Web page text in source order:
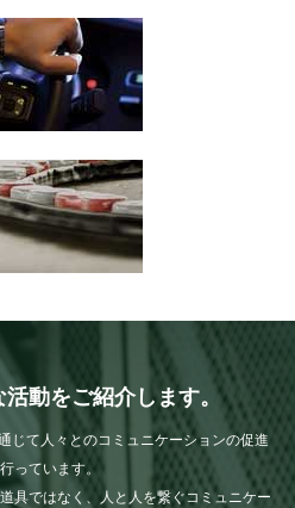
動をご紹介します。
じて人々とのコミュニケーションの促進
っています。
具ではなく、人と人を繋ぐコミュニケー